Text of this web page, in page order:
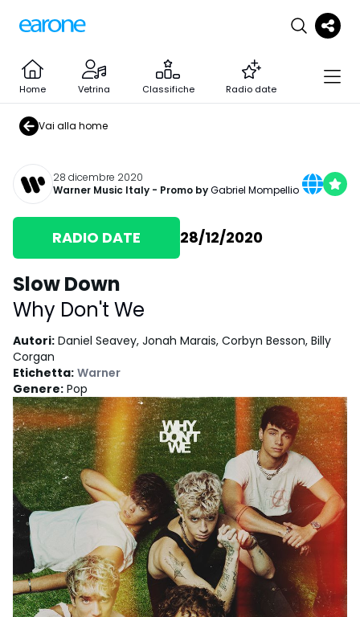
Home Vetrina Classifiche Radio date
Vai alla home
28 dicembre 2020
Warner Music Italy - Promo byGabriel Mompellio
RADIO DATE 28/12/2020
Slow Down
Why Don't We
Autori: Daniel Seavey, Jonah Marais, Corbyn Besson, Billy
Corgan
Etichetta: Warner
Genere: Pop